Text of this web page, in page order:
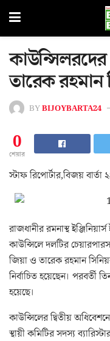
তারেক রহমান
BYBIJOYBARTA24
0
শেয়ার
স্টাফ রিপোর্টার,বিজয় বার্তা
রাজধানীর রমনাস্থ
কাউন্সিলে দলটির
জিয়া ও তারেক রহমান সিনিয়র
নির্বাচিত হয়েছেন। পরবর্তী
হয়েছে।
কাউন্সিলের দ্বিতীয়
স্থায়ী কমিটির সদস্য